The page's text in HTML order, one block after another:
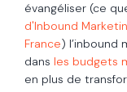
évangéliser (ce
d'Inbound
France) l’inbound
dans les budgets
en plus de